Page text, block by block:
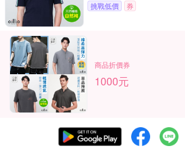
挑戰低價 券
商品折價券
1000元